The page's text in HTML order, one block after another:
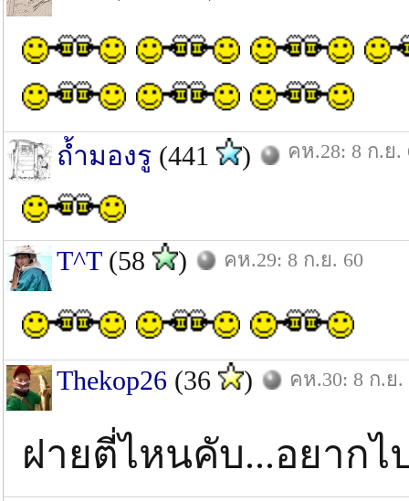
ถ้ำมองรู (441 ) คห.28: 8 ก.ย.
T^T(58 ) คห.29: 8 ก.ย. 60
Thekop26 (36 ) คห.30: 8 ก.ย.
ฝายตี่ไหนคับ...อยากไ